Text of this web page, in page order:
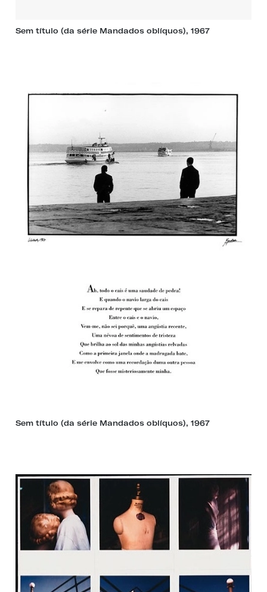
Sem título (da série Mandados oblíquos), 1967
Sem título (da série Mandados oblíquos), 1967